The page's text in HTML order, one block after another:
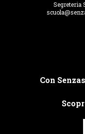
Segreteria
Con